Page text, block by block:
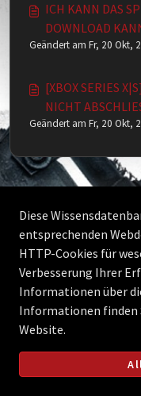
ICH KANN DAS
DOWNLOAD
WERDEN
Geändert am Fr, 20 Okt,
[XBOX SERIES
NICHT
Geändert am Fr, 20 Okt,
Helpdesk-Software
Diese
entsprechenden
HTTP-Cookies für
Verbesserung Ihrer
Informationen über
Informationen finden
Website.